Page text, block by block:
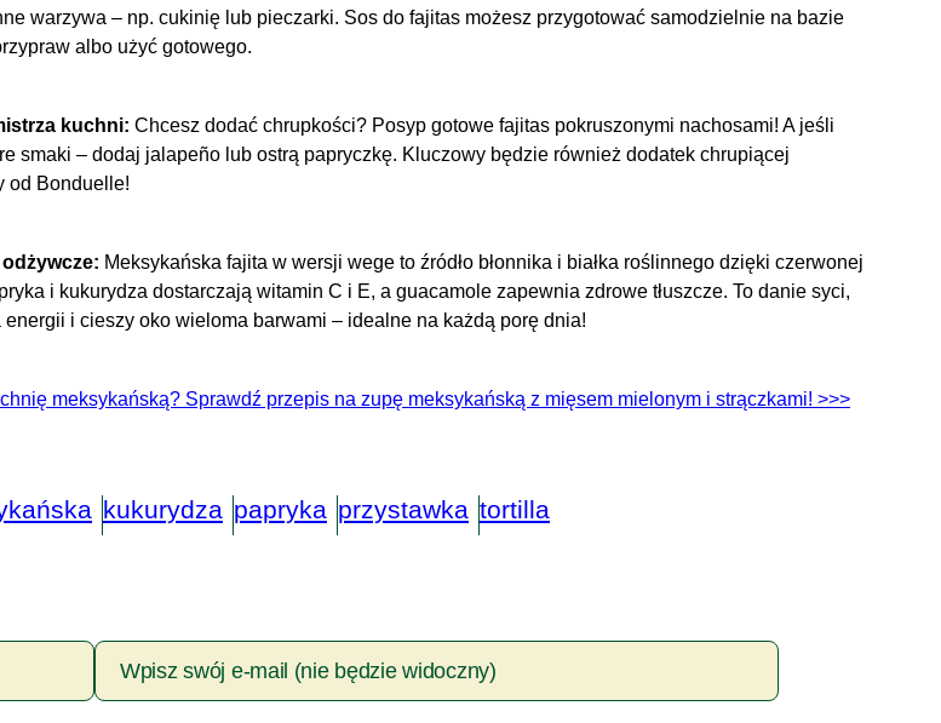
warzywa – np. cukinię lub pieczarki. Sos do fajitas możesz przygotować samodzielnie na bazie
albo użyć gotowego.
kuchni: Chcesz dodać chrupkości? Posyp gotowe fajitas pokruszonymi nachosami! A jeśli
smaki – dodaj jalapeño lub ostrą papryczkę. Kluczowy będzie również dodatek chrupiącej
od Bonduelle!
Meksykańska fajita w wersji wege to źródło błonnika i białka roślinnego dzięki czerwonej
i kukurydza dostarczają witamin C i E, a guacamole zapewnia zdrowe tłuszcze. To danie syci,
energii i cieszy oko wieloma barwami – idealne na każdą porę dnia!
meksykańską? Sprawdź przepis na zupę meksykańską z mięsem mielonym i strączkami! >>>
kukurydza papryka przystawka tortilla